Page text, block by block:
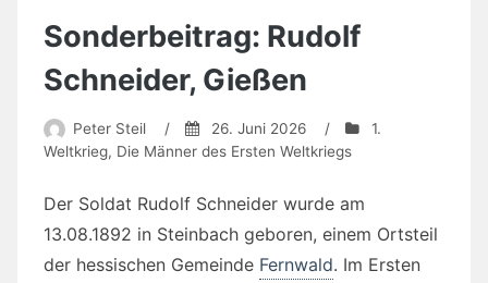
Sonderbeitrag: Rudolf
Schneider, Gießen
Peter Steil / 26. Juni 2026 /
1.
Weltkrieg, Die Männer des Ersten Weltkriegs
Der Soldat Rudolf Schneider wurde am
13.08.1892 in Steinbach geboren, einem Ortsteil
der hessischen Gemeinde Fernwald. Im Ersten